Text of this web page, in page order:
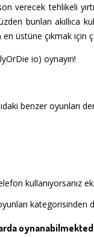
verecek tehlikeli
bunları akıllıca
üstüne çıkmak için
io) oynayın!
benzer oyunları
kullanıyorsanız
kategorisinden